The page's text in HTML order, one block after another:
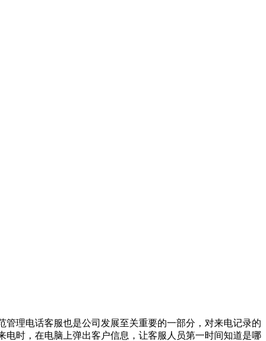
理电话客服也是公司发展至关重要的一部分，对来电记录的
时，在电脑上弹出客户信息，让客服人员第一时间知道是哪